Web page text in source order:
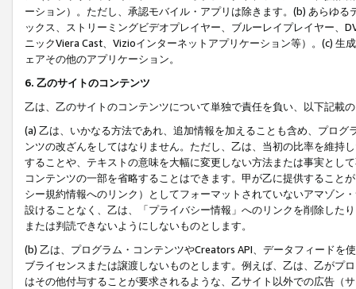
ーション）。ただし、承認モバイル・アプリは除きます。(b) あらゆ
ックス、ストリーミングビデオプレイヤー、ブルーレイプレイヤー、
ニックViera Cast、Vizioインターネットアプリケーション等）。(c)
ェアその他のアプリケーション。
6. 乙のサイトのコンテンツ
乙は、乙のサイトのコンテンツについて単独で責任を負い、以下記載
(a) 乙は、いかなる方法であれ、追加情報を加えることも含め、プロ
ンツの改ざんをしてはなりません。ただし、乙は、当初の比率を維持
することや、テキストの意味を大幅に変更しない方法または事実とし
コンテンツの一部を省略することはできます。甲が乙に提供すること
シー規約情報へのリンク）としてフォーマットされていないアマゾン
設けることなく、乙は、「プライバシー情報」へのリンクを削除した
または判読できないようにしないものとします。
(b) 乙は、プログラム・コンテンツやCreators API、データフィード
ブライセンスまたは譲渡しないものとします。例えば、乙は、乙がプ
はその他付与することが要求されるような、乙サイト以外での広告（